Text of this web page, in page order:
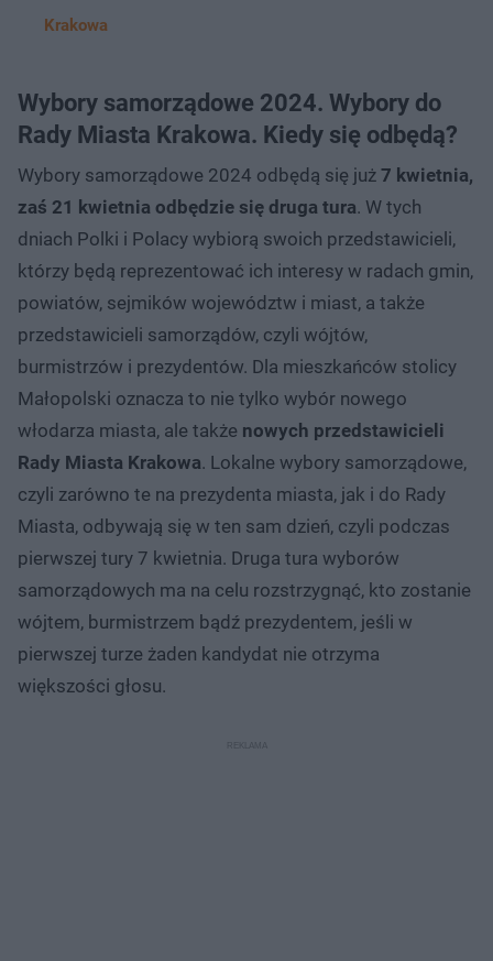
Krakowa
Wybory samorządowe 2024. Wybory do
Rady Miasta Krakowa. Kiedy się odbędą?
Wybory samorządowe 2024 odbędą się już 7 kwietnia,
zaś 21 kwietnia odbędzie się druga tura. W tych
dniach Polki i Polacy wybiorą swoich przedstawicieli,
którzy będą reprezentować ich interesy w radach gmin,
powiatów, sejmików województw i miast, a także
przedstawicieli samorządów, czyli wójtów,
burmistrzów i prezydentów. Dla mieszkańców stolicy
Małopolski oznacza to nie tylko wybór nowego
włodarza miasta, ale także nowych przedstawicieli
Rady Miasta Krakowa. Lokalne wybory samorządowe,
czyli zarówno te na prezydenta miasta, jak i do Rady
Miasta, odbywają się w ten sam dzień, czyli podczas
pierwszej tury 7 kwietnia. Druga tura wyborów
samorządowych ma na celu rozstrzygnąć, kto zostanie
wójtem, burmistrzem bądź prezydentem, jeśli w
pierwszej turze żaden kandydat nie otrzyma
większości głosu.